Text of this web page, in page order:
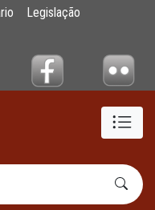
e MPT
Legislação